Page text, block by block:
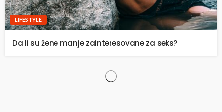
LIFESTYLE
Da li su žene manje zainteresovane za seks?